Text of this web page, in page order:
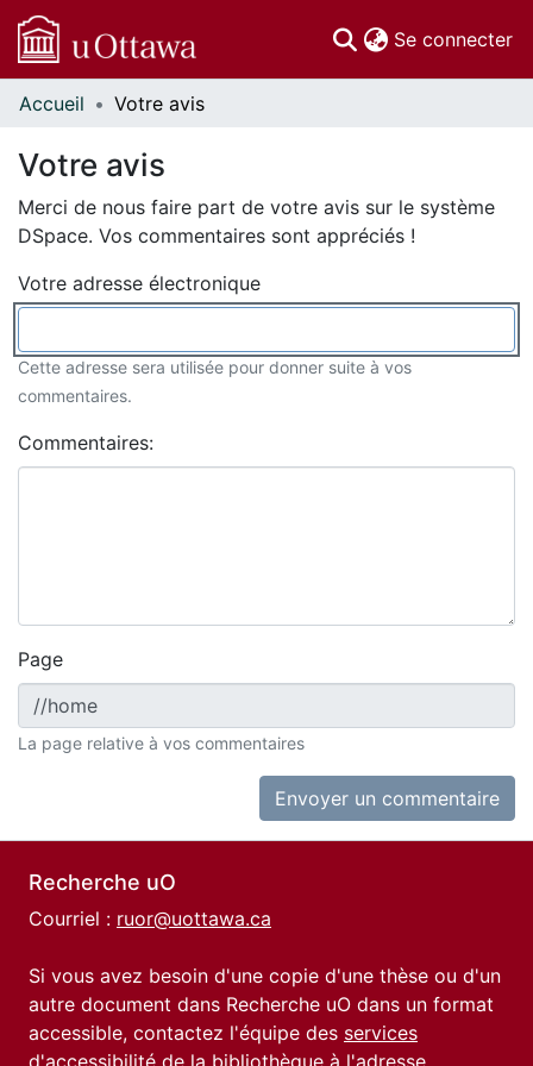
Se connecter
Communautés
Parcourir
À propos
Accueil Votre avis
Votre avis
Merci de nous faire part de votre avis sur le système
DSpace. Vos commentaires sont appréciés !
Votre adresse électronique
Cette adresse sera utilisée pour donner suite à vos
commentaires.
Commentaires:
Page
La page relative à vos commentaires
Envoyer un commentaire
Recherche uO
Courriel : ruor@uottawa.ca
Si vous avez besoin d'une copie d'une thèse ou d'un
autre document dans Recherche uO dans un format
accessible, contactez l'équipe des services
d'accessibilité de la bibliothèque à l'adresse